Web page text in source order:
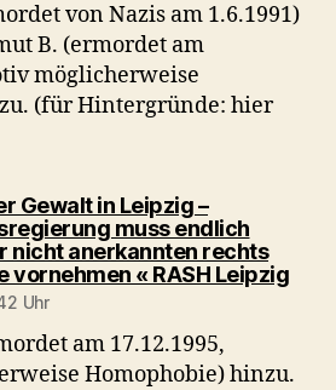
von Nazis am 1.6.1991)
B. (ermordet am
möglicherweise
(für Hintergründe: hier
Gewalt in Leipzig –
muss endlich
nicht anerkannten rechts
« RASH Leipzig
Uhr
am 17.12.1995,
Homophobie) hinzu.